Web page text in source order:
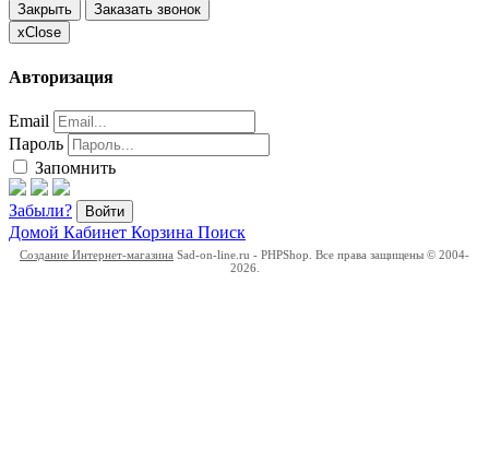
Закрыть
Заказать звонок
xClose
Авторизация
Email
Пароль
Запомнить
Забыли? Войти
Домой Кабинет Корзина Поиск
Создание Интернет-магазина Sad-on-line.ru - PHPShop. Все права защищены © 2004-
2026.